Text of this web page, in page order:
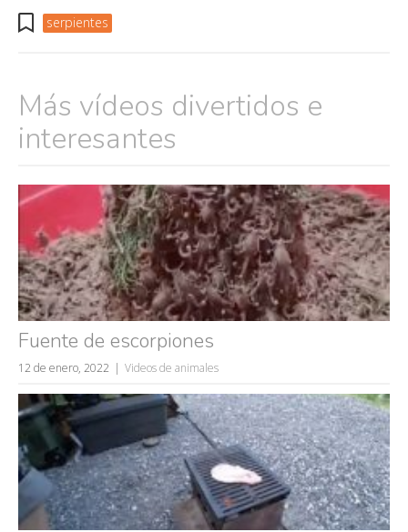
serpientes
Más vídeos divertidos e
interesantes
Fuente de escorpiones
12 de enero, 2022 Videos de animales